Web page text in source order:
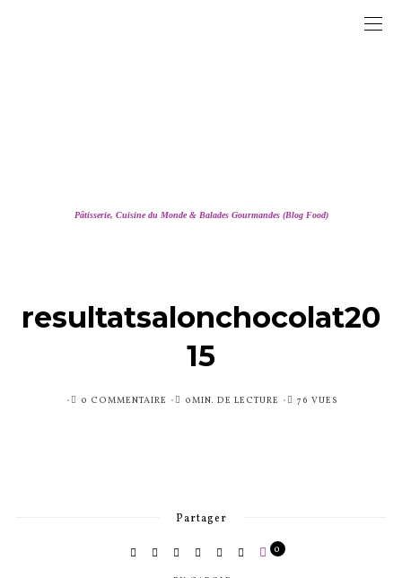
Pâtisserie, Cuisine du Monde & Balades Gourmandes (Blog Food)
resultatsalonchocolat20
15
PUBLIÉ0 COMMENTAIRE 0MIN. DE LECTURE 76 VUES
Partager
0